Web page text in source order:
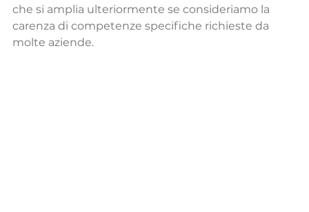
che si amplia ulteriormente se consideriamo la
carenza di competenze specifiche richieste da
molte aziende.